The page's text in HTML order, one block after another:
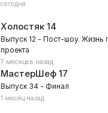
сегодня
Холостяк14
Выпуск 12 - Пост-шоу. Жизнь
проекта
7 месяцев назад
МастерШеф17
Выпуск 34 - Финал
1 месяц назад